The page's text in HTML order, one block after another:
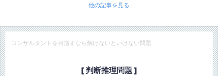
他の記事を見る
コンサルタントを目指すなら解けないといけない問題
[ 判断推理問題 ]